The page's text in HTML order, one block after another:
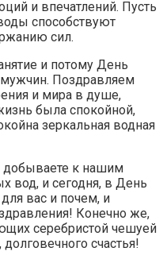
и впечатлений. Пусть
способствуют
сил.
и потому День
Поздравляем
и мира в душе,
была спокойной,
зеркальная водная
к нашим
вод, и сегодня, в День
вас и почем, и
Конечно же,
серебристой чешуей
счастья!